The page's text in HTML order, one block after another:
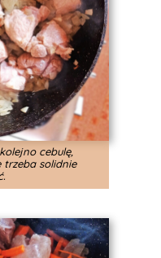
cebulę,
trzeba solidnie